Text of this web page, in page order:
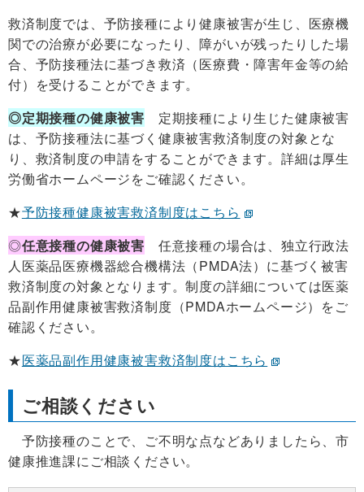
救済制度では、予防接種により健康被害が生じ、医療機
関での治療が必要になったり、障がいが残ったりした場
合、予防接種法に基づき救済（医療費・障害年金等の給
付）を受けることができます。
◎定期接種の健康被害 定期接種により生じた健康被害
は、予防接種法に基づく健康被害救済制度の対象とな
り、救済制度の申請をすることができます。詳細は厚生
労働省ホームページをご確認ください。
★予防接種健康被害救済制度はこちら
◎任意接種の健康被害 任意接種の場合は、独立行政法
人医薬品医療機器総合機構法（PMDA法）に基づく被害
救済制度の対象となります。制度の詳細については医薬
品副作用健康被害救済制度（PMDAホームページ）をご
確認ください。
★医薬品副作用健康被害救済制度はこちら
ご相談ください
予防接種のことで、ご不明な点などありましたら、市
健康推進課にご相談ください。